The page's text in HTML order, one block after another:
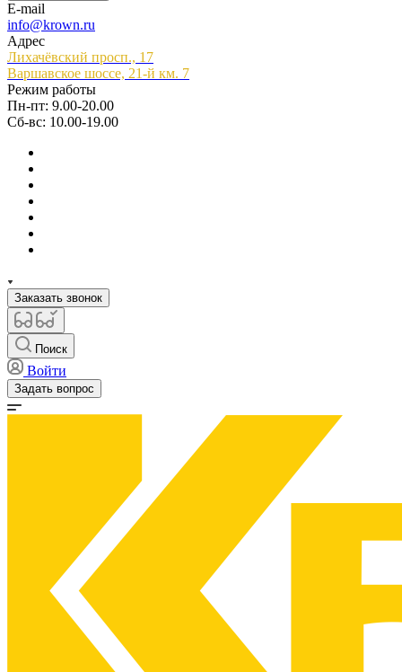
E-mail
info@krown.ru
Адрес
Лихачёвский просп., 17
Варшавское шоссе, 21-й км. 7
Режим работы
Пн-пт: 9.00-20.00
Сб-вс: 10.00-19.00
Заказать звонок
Поиск
Войти
Задать вопрос